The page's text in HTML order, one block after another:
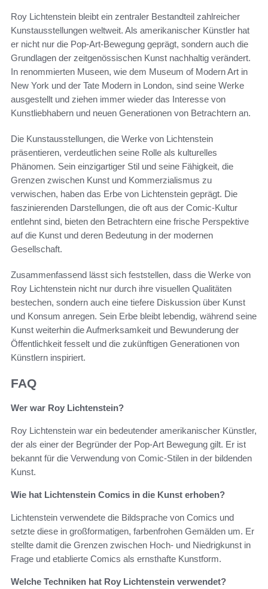
Roy Lichtenstein bleibt ein zentraler Bestandteil zahlreicher
Kunstausstellungen weltweit. Als amerikanischer Künstler hat
er nicht nur die Pop-Art-Bewegung geprägt, sondern auch die
Grundlagen der zeitgenössischen Kunst nachhaltig verändert.
In renommierten Museen, wie dem Museum of Modern Art in
New York und der Tate Modern in London, sind seine Werke
ausgestellt und ziehen immer wieder das Interesse von
Kunstliebhabern und neuen Generationen von Betrachtern an.
Die Kunstausstellungen, die Werke von Lichtenstein
präsentieren, verdeutlichen seine Rolle als kulturelles
Phänomen. Sein einzigartiger Stil und seine Fähigkeit, die
Grenzen zwischen Kunst und Kommerzialismus zu
verwischen, haben das Erbe von Lichtenstein geprägt. Die
faszinierenden Darstellungen, die oft aus der Comic-Kultur
entlehnt sind, bieten den Betrachtern eine frische Perspektive
auf die Kunst und deren Bedeutung in der modernen
Gesellschaft.
Zusammenfassend lässt sich feststellen, dass die Werke von
Roy Lichtenstein nicht nur durch ihre visuellen Qualitäten
bestechen, sondern auch eine tiefere Diskussion über Kunst
und Konsum anregen. Sein Erbe bleibt lebendig, während seine
Kunst weiterhin die Aufmerksamkeit und Bewunderung der
Öffentlichkeit fesselt und die zukünftigen Generationen von
Künstlern inspiriert.
FAQ
Wer war Roy Lichtenstein?
Roy Lichtenstein war ein bedeutender amerikanischer Künstler,
der als einer der Begründer der Pop-Art Bewegung gilt. Er ist
bekannt für die Verwendung von Comic-Stilen in der bildenden
Kunst.
Wie hat Lichtenstein Comics in die Kunst erhoben?
Lichtenstein verwendete die Bildsprache von Comics und
setzte diese in großformatigen, farbenfrohen Gemälden um. Er
stellte damit die Grenzen zwischen Hoch- und Niedrigkunst in
Frage und etablierte Comics als ernsthafte Kunstform.
Welche Techniken hat Roy Lichtenstein verwendet?